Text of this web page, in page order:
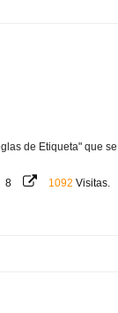
de Etiqueta" que
8 1092 Visitas.